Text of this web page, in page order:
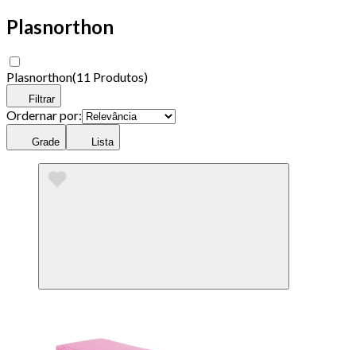
Plasnorthon
Plasnorthon(11 Produtos)
Filtrar
Ordernar por:
Grade Lista